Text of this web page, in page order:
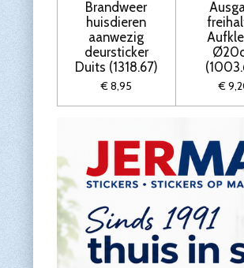
Brandweer
huisdieren
aanwezig
deursticker
Duits (1318.67)
€ 8,95 €